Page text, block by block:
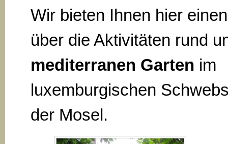
Wir bieten Ihnen hier
über die Aktivitäten rund
mediterranen Garten im
luxemburgischen
der Mosel.